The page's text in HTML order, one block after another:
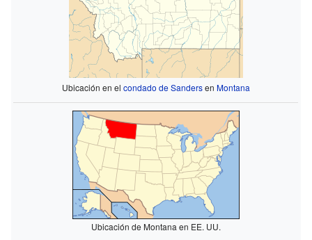
Ubicación en el condado de Sandersen Montana
Ubicación de Montana en EE. UU.